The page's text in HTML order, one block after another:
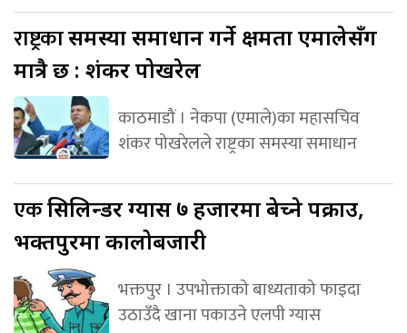
राष्ट्रकासमस्या समाधान गर्ने क्षमता एमालेसँग
मात्रै छ : शंकर पोखरेल
काठमाडौं । नेकपा (एमाले)का महासचिव
शंकर पोखरेलले राष्ट्रका समस्या समाधान
एकसिलिन्डर ग्यास ७ हजारमा बेच्ने पक्राउ,
भक्तपुरमा कालोबजारी
भक्तपुर । उपभोक्ताको बाध्यताको फाइदा
उठाउँदै खाना पकाउने एलपी ग्यास